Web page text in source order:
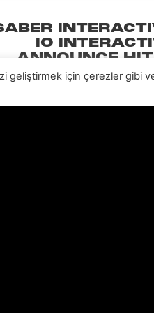
IO
ANNOUNCE
CLASSIC
geliştirmek için çerezler gibi